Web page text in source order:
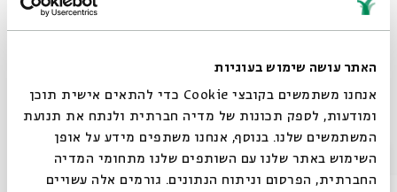
האתר עושה שימוש בעוגיות
אנחנו משתמשים בקובצי Cookie כדי להתאים אישית תוכן
ומודעות, לספק תכונות של מדיה חברתית ולנתח את תנועת
המשתמשים שלנו. בנוסף, אנחנו משתפים מידע על אופן
השימוש באתר שלנו עם השותפים שלנו מתחומי המדיה
החברתית, הפרסום וניתוח הנתונים. גורמים אלה עשויים
Other episodes in the series
סגור